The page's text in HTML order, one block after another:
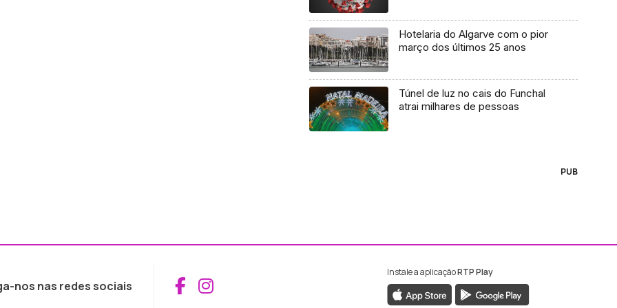
Hotelaria do Algarve com o pior
março dos últimos 25 anos
Túnel de luz no cais do Funchal
atrai milhares de pessoas
PUB
nos nas redes sociais Aceder ao Facebook da RTP Madeira
Aceder ao Instagram da RTP Madeira
Instale a aplicaçãoRTP Play